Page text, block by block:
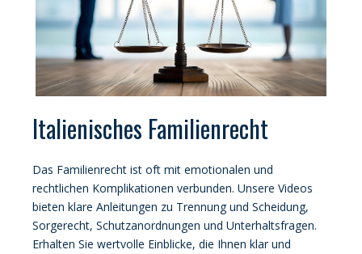
Italienisches Familienrecht
Das Familienrecht ist oft mit emotionalen und
rechtlichen Komplikationen verbunden. Unsere Videos
bieten klare Anleitungen zu Trennung und Scheidung,
Sorgerecht, Schutzanordnungen und Unterhaltsfragen.
Erhalten Sie wertvolle Einblicke, die Ihnen klar und